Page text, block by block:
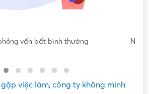
việc sơ sài, không đồng nhất với công
việc làm, công ty không minh